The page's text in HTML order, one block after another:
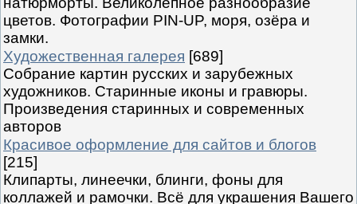
цветов. Фотографии PIN-UP, моря, озёра и
замки.
Художественная галерея [689]
Собрание картин русских и зарубежных
художников. Старинные иконы и гравюры.
Произведения старинных и современных
авторов
Красивое оформление для сайтов и блогов
[215]
Клипарты, линеечки, блинги, фоны для
коллажей и рамочки. Всё для украшения Вашего